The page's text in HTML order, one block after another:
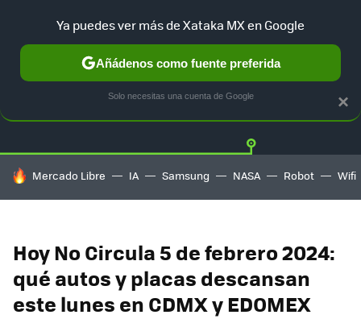
TESLA UBER AUTO ELECTRICO Twitter
HOY SE HABLA DE
Mercado Libre IA Samsung NASA Robot Wifi
Hoy No Circula 5 de febrero 2024:
qué autos y placas descansan
este lunes en CDMX y EDOMEX
×
Ya puedes ver más de Xataka MX en Google
Añádenos como fuente preferida
Solo necesitas una cuenta de Google